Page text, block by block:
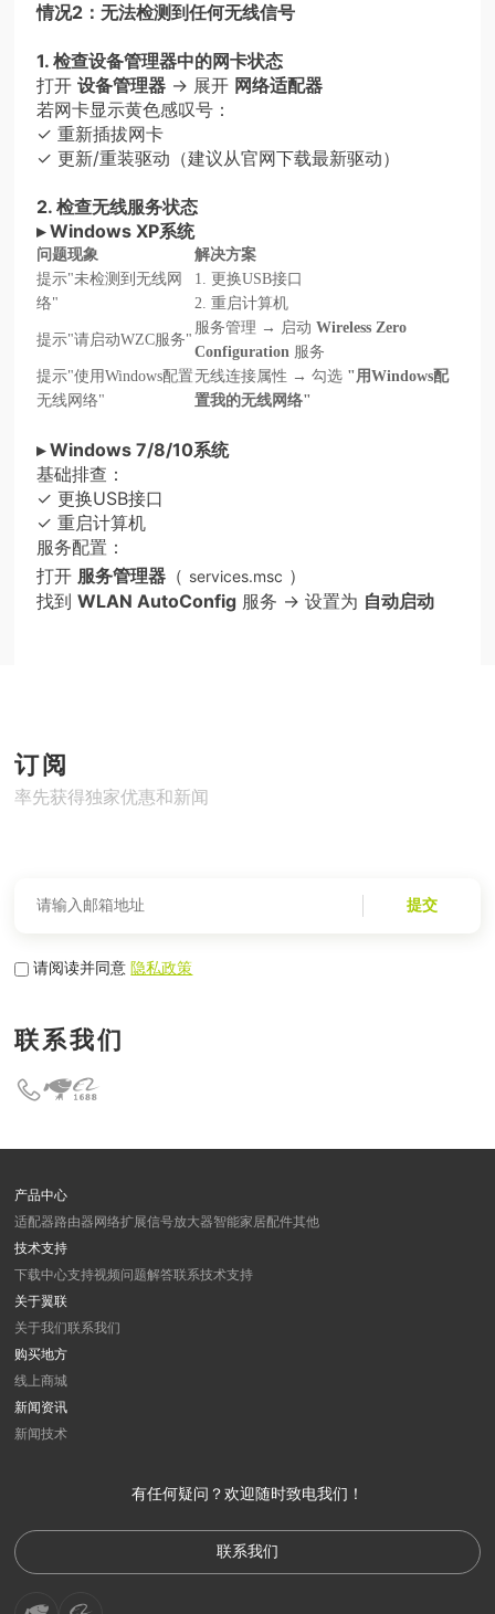
情况2：无法检测到任何无线信号
1. 检查设备管理器中的网卡状态
打开设备管理器 → 展开 网络适配器
若网卡显示黄色感叹号：
✓ 重新插拔网卡
✓ 更新/重装驱动（建议从官网下载最新驱动）
2. 检查无线服务状态
▸ Windows XP系统
问题现象
解决方案
提示"未检测到无线网
络"
1. 更换USB接口
2. 重启计算机
提示"请启动WZC服务"
服务管理 → 启动Wireless Zero
Configuration 服务
提示"使用Windows配置
无线网络"
无线连接属性 → 勾选 "用Windows配
置我的无线网络"
▸ Windows 7/8/10系统
基础排查：
✓ 更换USB接口
✓ 重启计算机
服务配置：
打开 服务管理器 （ services.msc ）
找到WLAN AutoConfig 服务 → 设置为 自动启动
订阅
率先获得独家优惠和新闻
提交
请阅读并同意隐私政策
联系我们
产品中心
适配器路由器 网络扩展信号放大器智能家居配件其他
技术支持
下载中心支持视频问题解答联系技术支持
关于翼联
关于我们联系我们
购买地方
线上商城
新闻资讯
新闻技术
有任何疑问？欢迎随时致电我们！
联系我们